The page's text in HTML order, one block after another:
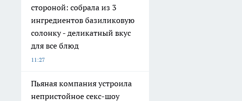
стороной: собрала из 3
ингредиентов базиликовую
солонку - деликатный вкус
для все блюд
11:27
Пьяная компания устроила
непристойное секс-шоу